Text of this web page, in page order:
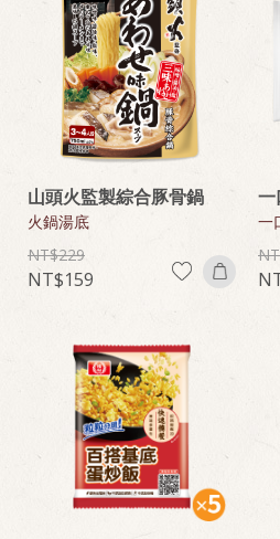
山頭火監製綜合豚骨鍋
火鍋湯底
229
159
一
一